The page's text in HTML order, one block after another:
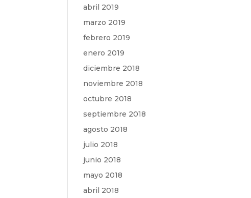
abril 2019
marzo 2019
febrero 2019
enero 2019
diciembre 2018
noviembre 2018
octubre 2018
septiembre 2018
agosto 2018
julio 2018
junio 2018
mayo 2018
abril 2018